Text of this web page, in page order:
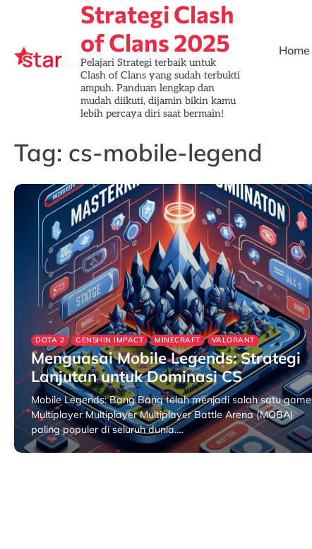
Strategi Clash
of Clans 2025
Pelajari Strategi terbaik untuk
Clash of Clans yang sudah terbukti
ampuh. Panduan lengkap dan
mudah diikuti, dijamin bikin kamu
lebih percaya diri saat bermain!
Home
Tag: cs-mobile-legend
DOTA 2 GENSHIN IMPACT MINECRAFT VALORANT
Menguasai Mobile Legends: Strategi
Lanjutan untuk Dominasi CS
Mobile Legends: Bang Bang telah menjadi salah satu game
Multiplayer Multiplayer Multiplayer Battle Arena (MOBA)
paling populer di seluruh dunia.…
May 10, 2025